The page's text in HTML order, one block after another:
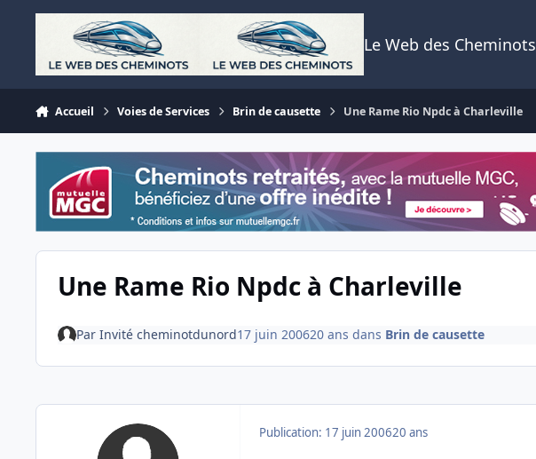
Aller au contenu
Le Web des Cheminots
Accueil Voies de Services Brin de causette Une Rame Rio Npdc à Charleville
Une Rame Rio Npdc à Charleville
Par Invité cheminotdunord17 juin 200620 ans dans Brin de causette
Publication: 17 juin 200620 ans